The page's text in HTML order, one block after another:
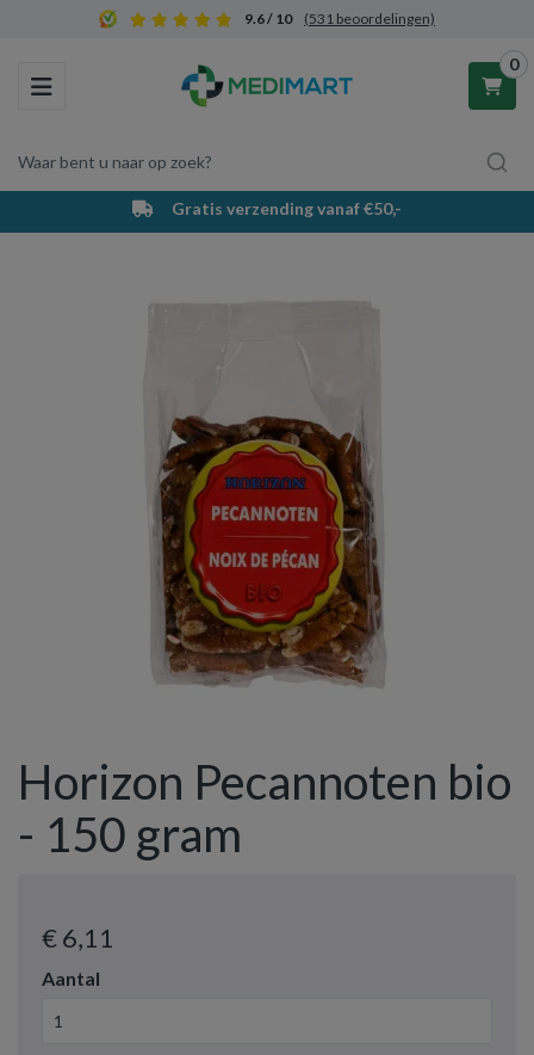
9.6 / 10 (531 beoordelingen)
Toggle navigation
Waar bent u naar op zoek?
0
Winkelwagen
Gratis verzending vanaf €50,-
Horizon Pecannoten bio
- 150 gram
€ 6,11
Aantal